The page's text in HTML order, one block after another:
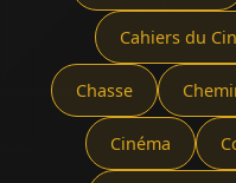
Cahiers du
Chasse
Cinéma